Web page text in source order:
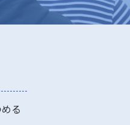
る